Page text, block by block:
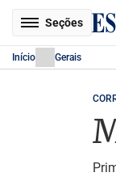
Seções
Início Gerais